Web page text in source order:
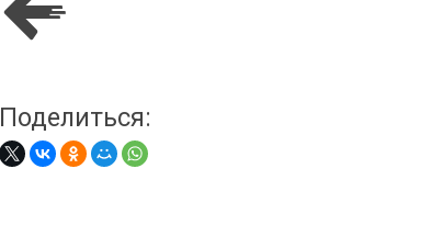
Поделиться: